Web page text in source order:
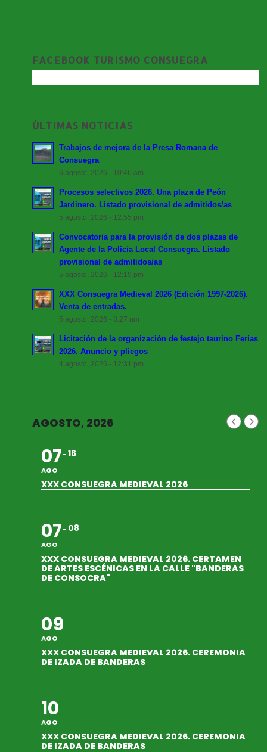
FACEBOOK TURISMO CONSUEGRA
ÚLTIMAS NOTICIAS
Trabajos de mejora de la Presa Romana de
Consuegra
6 agosto, 2026 - 10:46 am
Procesos selectivos 2026. Una plaza de Peón
Jardinero. Listado provisional de admitidos/as
5 agosto, 2026 - 12:55 pm
Convocatoria para la provisión de dos plazas de
Agente de la Policía Local Consuegra. Listado
provisional de admitidos/as
5 agosto, 2026 - 12:19 pm
XXX Consuegra Medieval 2026 (Edición 1997-2026).
Venta de entradas.
5 agosto, 2026 - 8:27 am
Licitación de la organización de festejo taurino Ferias
2026. Anuncio y pliegos
4 agosto, 2026 - 12:31 pm
AGOSTO, 2026
07
AGO
16
XXX CONSUEGRA MEDIEVAL 2026
07
AGO
08
XXX CONSUEGRA MEDIEVAL 2026. CERTAMEN
DE ARTES ESCÉNICAS EN LA CALLE "BANDERAS
DE CONSOCRA"
09
AGO
XXX CONSUEGRA MEDIEVAL 2026. CEREMONIA
DE IZADA DE BANDERAS
10
AGO
XXX CONSUEGRA MEDIEVAL 2026. CEREMONIA
DE IZADA DE BANDERAS